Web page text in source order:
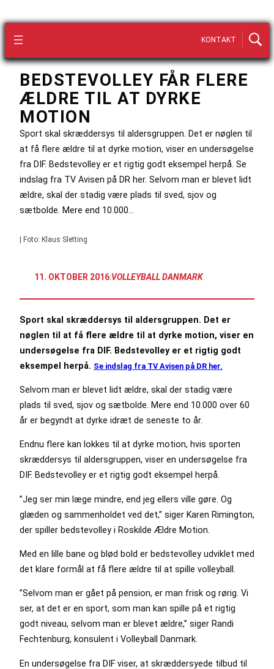
KONTAKT
BEDSTEVOLLEY FÅR FLERE
ÆLDRE TIL AT DYRKE
MOTION
Sport skal skræddersys til aldersgruppen. Det er nøglen til
at få flere ældre til at dyrke motion, viser en undersøgelse
fra DIF. Bedstevolley er et rigtig godt eksempel herpå. Se
indslag fra TV Avisen på DR her. Selvom man er blevet lidt
ældre, skal der stadig være plads til sved, sjov og
sætbolde. Mere end 10.000…
| Foto: Klaus Sletting
11. OKTOBER 2016:VOLLEYBALL DANMARK
Sport skal skræddersys til aldersgruppen. Det er
nøglen til at få flere ældre til at dyrke motion, viser en
undersøgelse fra DIF. Bedstevolley er et rigtig godt
eksempel herpå. Se indslag fra TV Avisen på DR her.
Selvom man er blevet lidt ældre, skal der stadig være
plads til sved, sjov og sætbolde. Mere end 10.000 over 60
år er begyndt at dyrke idræt de seneste to år.
Endnu flere kan lokkes til at dyrke motion, hvis sporten
skræddersys til aldersgruppen, viser en undersøgelse fra
DIF. Bedstevolley er et rigtig godt eksempel herpå.
”Jeg ser min læge mindre, end jeg ellers ville gøre. Og
glæden og sammenholdet ved det,” siger Karen Rimington,
der spiller bedstevolley i Roskilde Ældre Motion.
Med en lille bane og blød bold er bedstevolley udviklet med
det klare formål at få flere ældre til at spille volleyball.
”Selvom man er gået på pension, er man frisk og rørig. Vi
ser, at det er en sport, som man kan spille på et rigtig
godt niveau, selvom man er blevet ældre,” siger Randi
Fechtenburg, konsulent i Volleyball Danmark.
En undersøgelse fra DIF viser, at skræddersyede tilbud til